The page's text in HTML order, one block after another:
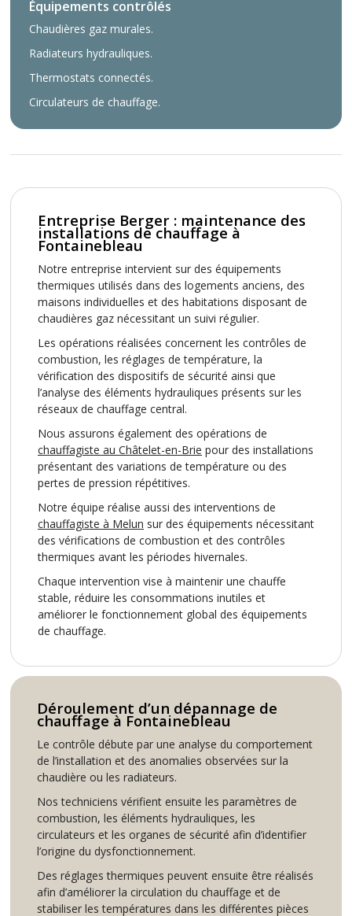
Équipements contrôlés
Chaudières gaz murales.
Radiateurs hydrauliques.
Thermostats connectés.
Circulateurs de chauffage.
Entreprise Berger : maintenance des
installations de chauffage à
Fontainebleau
Notre entreprise intervient sur des équipements
thermiques utilisés dans des logements anciens, des
maisons individuelles et des habitations disposant de
chaudières gaz nécessitant un suivi régulier.
Les opérations réalisées concernent les contrôles de
combustion, les réglages de température, la
vérification des dispositifs de sécurité ainsi que
l’analyse des éléments hydrauliques présents sur les
réseaux de chauffage central.
Nous assurons également des opérations de
chauffagiste au Châtelet-en-Brie pour des installations
présentant des variations de température ou des
pertes de pression répétitives.
Notre équipe réalise aussi des interventions de
chauffagiste à Melun sur des équipements nécessitant
des vérifications de combustion et des contrôles
thermiques avant les périodes hivernales.
Chaque intervention vise à maintenir une chauffe
stable, réduire les consommations inutiles et
améliorer le fonctionnement global des équipements
de chauffage.
Déroulement d’un dépannage de
chauffage à Fontainebleau
Le contrôle débute par une analyse du comportement
de l’installation et des anomalies observées sur la
chaudière ou les radiateurs.
Nos techniciens vérifient ensuite les paramètres de
combustion, les éléments hydrauliques, les
circulateurs et les organes de sécurité afin d’identifier
l’origine du dysfonctionnement.
Des réglages thermiques peuvent ensuite être réalisés
afin d’améliorer la circulation du chauffage et de
stabiliser les températures dans les différentes pièces